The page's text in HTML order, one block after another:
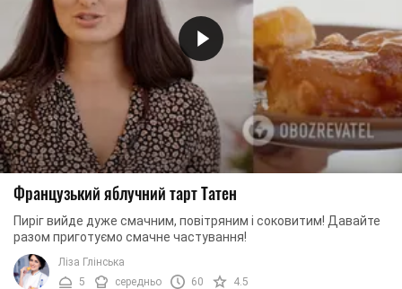
Французький яблучний тарт Татен
Пиріг вийде дуже смачним, повітряним і соковитим! Давайте
разом приготуємо смачне частування!
Ліза Глінська
5
середньо 60 4.5